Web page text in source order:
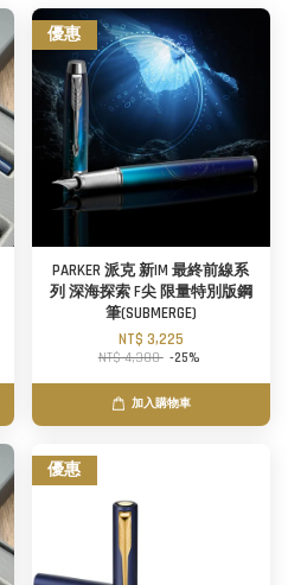
優惠
PARKER 派克 新IM 最終前線系
列 深海探索 F尖 限量特別版鋼
筆(SUBMERGE)
NT$ 3,225
NT$ 4,300 -25%
加入購物車
優惠